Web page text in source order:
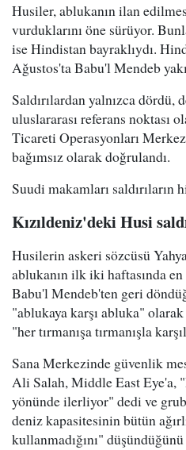
Husiler, ablukanın ilan
vurduklarını öne sürüyor.
ise Hindistan bayraklıydı.
Ağustos'ta Babu'l Mendeb
Saldırılardan yalnızca dördü,
uluslararası referans noktası
Ticareti Operasyonları
bağımsız olarak doğrulandı.
Suudi makamları saldırıların
Kızıldeniz'deki Husi
Husilerin askeri sözcüsü
ablukanın ilk iki haftasında
Babu'l Mendeb'ten geri
"ablukaya karşı abluka"
"her tırmanışa tırmanışla
Sana Merkezinde güvenlik
Ali Salah, Middle East Eye'a,
yönünde ilerliyor" dedi ve
deniz kapasitesinin bütün
kullanmadığını"